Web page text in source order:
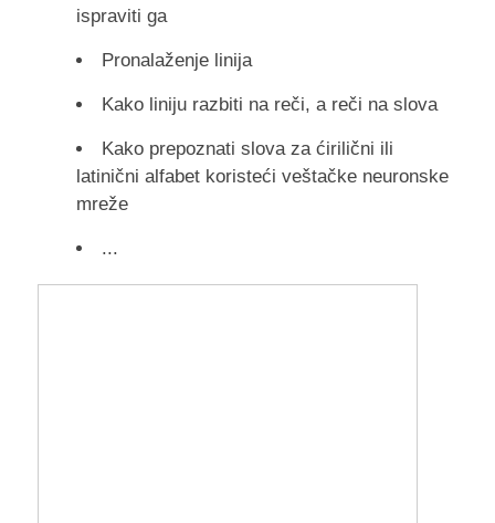
ispraviti ga
Pronalaženje linija
Kako liniju razbiti na reči, a reči na slova
Kako prepoznati slova za ćirilični ili
latinični alfabet koristeći veštačke neuronske
mreže
...